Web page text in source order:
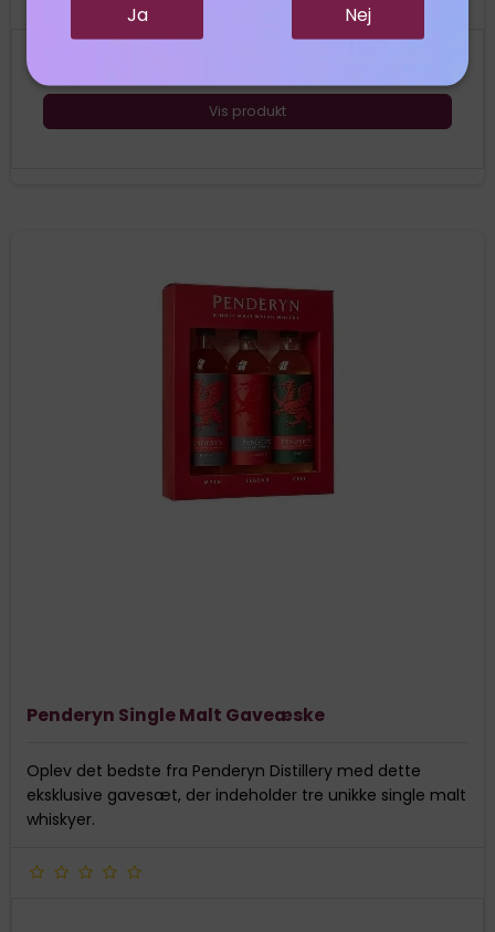
Ja Nej
Vis produkt
Penderyn Single Malt Gaveæske
Oplev det bedste fra Penderyn Distillery med dette
eksklusive gavesæt, der indeholder tre unikke single malt
whiskyer.